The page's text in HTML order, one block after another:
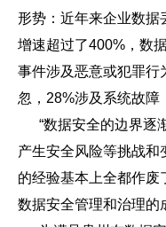
形势：近年来企业数据
增速超过了400%，数
事件涉及恶意或犯罪行
忽，28%涉及系统故障
“数据安全的边界逐
产生安全风险等挑战和
的经验基本上全都作废
数据安全管理和治理的